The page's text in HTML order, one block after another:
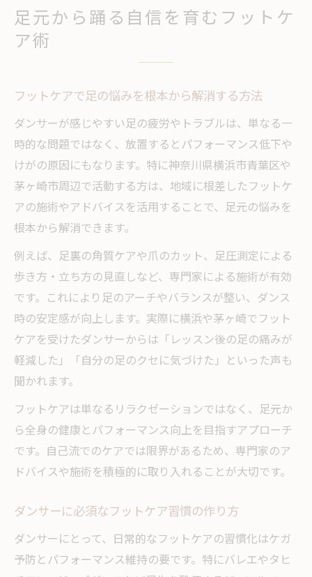
日常生活に活かすフットケアのコツと注意
フットケアがダンスパフォーマンスに与え
ダンサーに適したフットケアの選び方と注
意点
フットケアで美しい足先を維持するポイン
ト
ジャンル別フットケアの違いと最適な方法
フットケアを継続するための習慣化テクニ
ック
青葉区・茅ヶ崎市周辺で叶える美しい足のケア
フットケアで自分に合うケア方法を見つけ
るコツ
地元で話題のフットケア最新トレンドを紹
介
青葉区周辺のフットケア情報館の活用術
フットケアで叶える美脚と姿勢の整え方
地域で人気のフットケア体験レポート
フットケアに悩む方へ体験談と専門的アドバイ
専門家が教えるフットケアの正しい方法
足元から踊る自信を育むフットケ
ア術
フットケアで足の悩みを根本から解消する方法
ダンサーが感じやすい足の疲労やトラブルは、単なる一
時的な問題ではなく、放置するとパフォーマンス低下や
けがの原因にもなります。特に神奈川県横浜市青葉区や
茅ヶ崎市周辺で活動する方は、地域に根差したフットケ
アの施術やアドバイスを活用することで、足元の悩みを
根本から解消できます。
例えば、足裏の角質ケアや爪のカット、足圧測定による
歩き方・立ち方の見直しなど、専門家による施術が有効
です。これにより足のアーチやバランスが整い、ダンス
時の安定感が向上します。実際に横浜や茅ヶ崎でフット
ケアを受けたダンサーからは「レッスン後の足の痛みが
軽減した」「自分の足のクセに気づけた」といった声も
聞かれます。
フットケアは単なるリラクゼーションではなく、足元か
ら全身の健康とパフォーマンス向上を目指すアプローチ
です。自己流でのケアでは限界があるため、専門家のア
ドバイスや施術を積極的に取り入れることが大切です。
ダンサーに必須なフットケア習慣の作り方
ダンサーにとって、日常的なフットケアの習慣化はケガ
予防とパフォーマンス維持の要です。特にバレエやタヒ